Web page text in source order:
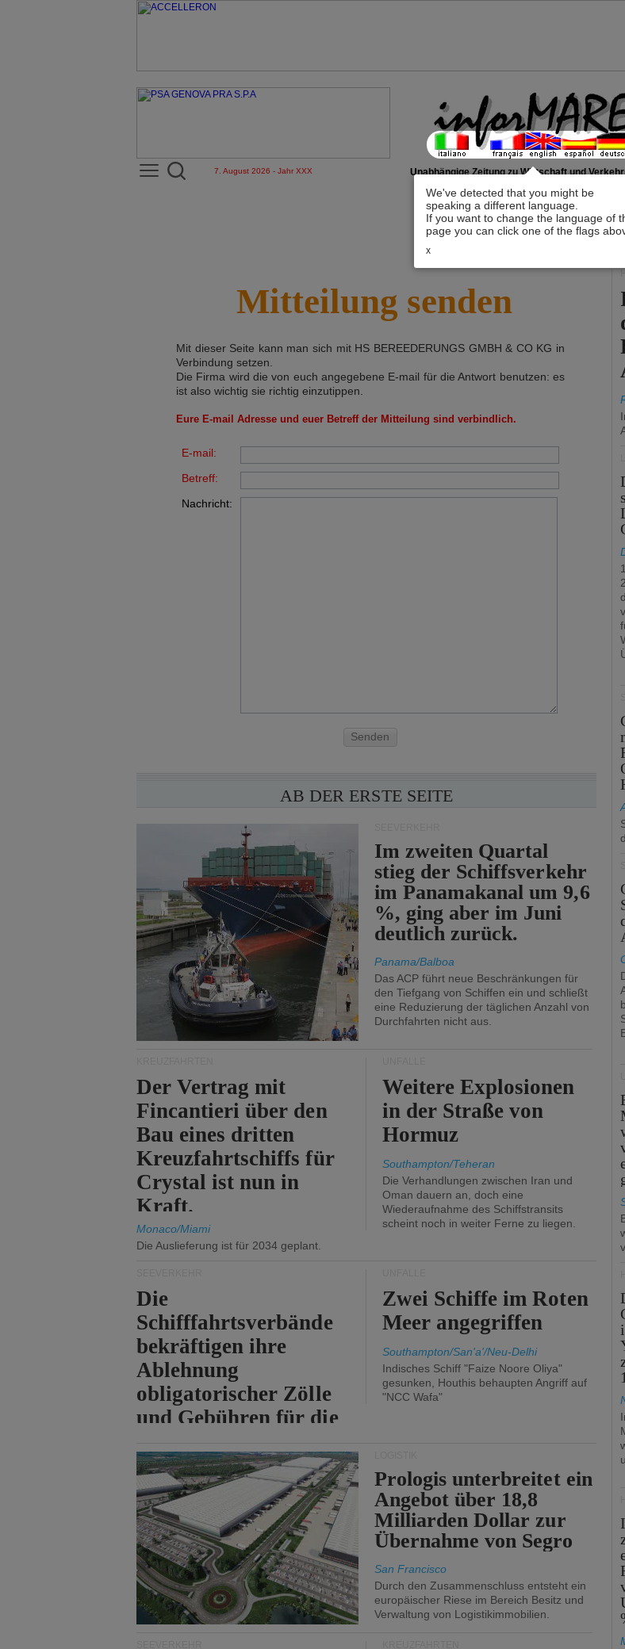
We've detected that you might be
speaking a different language.
If you want to change the language of
page you can click one of the flags
x
7. August 2026 - Jahr XXX Unabhängige Zeitung zu Wirtschaft und
Mitteilung senden
Mit dieser Seite kann man sich mit HS BEREEDERUNGS GMBH & CO KG in
Verbindung setzen.
Die Firma wird die von euch angegebene E-mail für die Antwort benutzen: es
ist also wichtig sie richtig einzutippen.
Eure E-mail Adresse und euer Betreff der Mitteilung sind verbindlich.
E-mail:
Betreff:
Nachricht:
Senden
AB DER ERSTE SEITE
Im zweiten Quartal
stieg der Schiffsverkehr
im Panamakanal um 9,6
%, ging aber im Juni
deutlich zurück.
Panama/Balboa
Das ACP führt neue Beschränkungen für
den Tiefgang von Schiffen ein und schließt
eine Reduzierung der täglichen Anzahl von
Durchfahrten nicht aus.
Der Vertrag mit
Fincantieri über den
Bau eines dritten
Kreuzfahrtschiffs für
Crystal ist nun in
Kraft.
Monaco/Miami
Die Auslieferung ist für 2034 geplant.
Weitere Explosionen
in der Straße von
Hormuz
Southampton/Teheran
Die Verhandlungen zwischen Iran und
Oman dauern an, doch eine
Wiederaufnahme des Schiffstransits
scheint noch in weiter Ferne zu liegen.
Die
Schifffahrtsverbände
bekräftigen ihre
Ablehnung
obligatorischer Zölle
und Gebühren für die
von Hormuz.
Zwei Schiffe im Roten
Meer angegriffen
Southampton/San'a'/Neu-Delhi
Indisches Schiff "Faize Noore Oliya"
gesunken, Houthis behaupten Angriff auf
"NCC Wafa"
Prologis unterbreitet ein
Angebot über 18,8
Milliarden Dollar zur
Übernahme von Segro
San Francisco
Durch den Zusammenschluss entsteht ein
europäischer Riese im Bereich Besitz und
Verwaltung von Logistikimmobilien.